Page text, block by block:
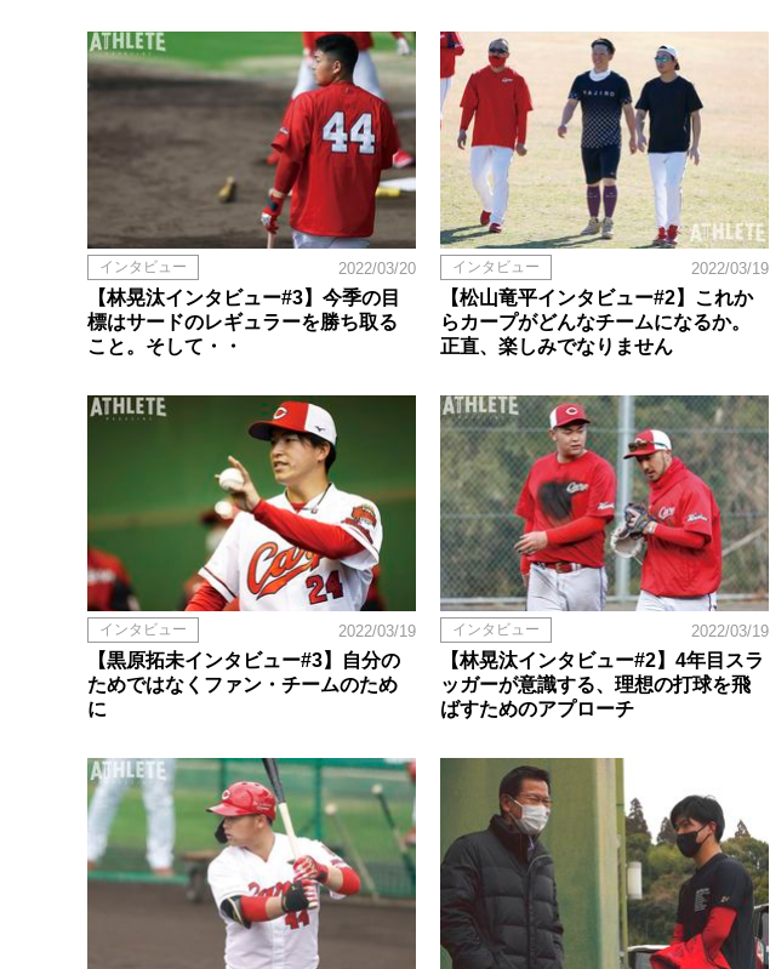
インタビュー 2022/03/20
【林晃汰インタビュー#3】今季の目
標はサードのレギュラーを勝ち取る
こと。そして・・
インタビュー 2022/03/19
【松山竜平インタビュー#2】これか
らカープがどんなチームになるか。
正直、楽しみでなりません
インタビュー 2022/03/19
【黒原拓未インタビュー#3】自分の
ためではなくファン・チームのため
に
インタビュー 2022/03/19
【林晃汰インタビュー#2】4年目スラ
ッガーが意識する、理想の打球を飛
ばすためのアプローチ